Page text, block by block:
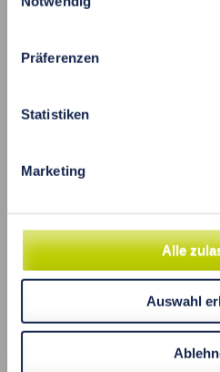
Präferenzen
Statistiken
Marketing
Alle
Auswahl
Supplementierungen
Untersuchung
wann HTMA sinnvoll
ist.